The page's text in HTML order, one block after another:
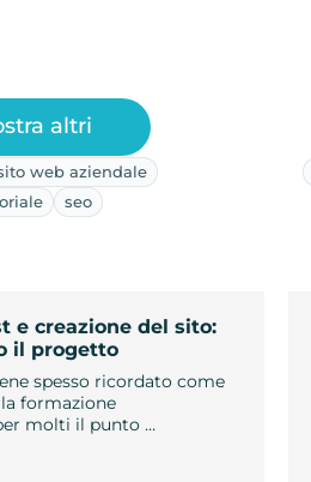
web aziendale
seo
e creazione del sito:
il progetto
spesso ricordato come
formazione
molti il punto …
altri